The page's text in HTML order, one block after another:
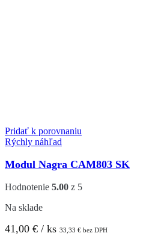
Pridať k porovnaniu
Rýchly náhľad
Modul Nagra CAM803 SK
Hodnotenie 5.00 z 5
Na sklade
41,00 € / ks 33,33 € bez DPH